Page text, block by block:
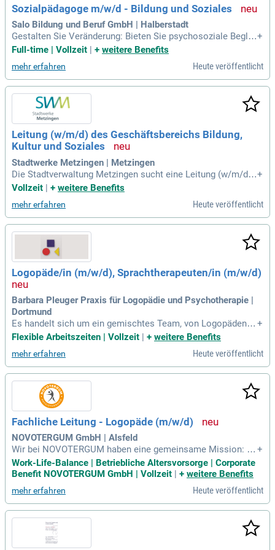
ruchsvollen, wachstumsorientierten Tätigkeit. Voraussetzun
gen sind ein abgeschlossenes Studium der Sozialpädagogik
und Erfahrung in der beruflichen Rehabilitation.
Sozialpädagoge m/w/d - Bildung und Soziales
Salo Bildung und Beruf GmbH | Halberstadt
Gestalten Sie Veränderung: Bieten Sie psychosoziale Beglei
tung, Coaching und Bewerbungstraining. Fördern Sie Schlüs
ie Praktikumsplätze und pflegen Sie wertvolle Kontakte. We
rden Sie Teil unseres Netzwerks!
+
Full-time | Vollzeit
+ weitere Benefits
mehr erfahren Heute veröffentlicht
Leitung (w/m/d) des Geschäftsbereichs Bildung,
Kultur und Soziales
Stadtwerke Metzingen | Metzingen
Die Stadtverwaltung Metzingen sucht eine Leitung (w/m/d) f
ür den Geschäftsbereich Bildung, Kultur und Soziales. Diese
zingen, von der frühen Bildung bis zum Alter. Sie tragen die s
trategische Verantwortung für etwa 300 Mitarbeitende in dre
i Fachbereichen und berichten direkt an den Ersten Bürgerm
eister. Die attraktive Besoldung richtet sich nach Qualifikati
on, bis zur Gruppe A 14 LBes GBW oder EG 14 TVöD. Zu Ihre
n Aufgaben gehört die Planung und der Ausbau der kommun
alen Bildungsinfrastruktur sowie die Begleitung von Bauvorh
aben. Bewerben Sie sich jetzt und gestalten Sie die Zukunft
Metzingen aktiv mit!
+
Vollzeit | + weitere Benefits
mehr erfahren Heute veröffentlicht
Logopäde/in (m/w/d), Sprachtherapeuten/in (m/w/d)
Barbara Pleuger Praxis für Logopädie und Psychotherapie |
Dortmund
Es handelt sich um ein gemischtes Team, von Logopäden, S
prach- und Sprechheiltherapeuten. Hierbei handelt es sich u
en mit eigener Kassenzulassung.
+
Flexible Arbeitszeiten | Vollzeit | + weitere Benefits
mehr erfahren Heute veröffentlicht
Fachliche Leitung - Logopäde (m/w/d)
NOVOTERGUM GmbH | Alsfeld
Wir bei NOVOTERGUM haben eine gemeinsame Mission: Wi
r wollen Therapie den Stellenwert geben, der ihr im Gesundh
eitswesen zusteht. NOVOTERGUM ist der Spezialist für The
+
Work-Life-Balance | Betriebliche Altersvorsorge | Corporate
Benefit NOVOTERGUM GmbH | Vollzeit
+ weitere Benefits
mehr erfahren Heute veröffentlicht